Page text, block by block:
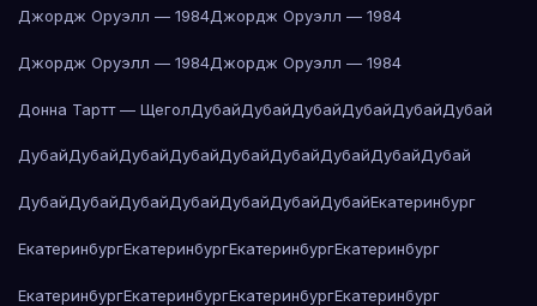
Джордж Оруэлл — 1984Джордж Оруэлл — 1984
Джордж Оруэлл — 1984Джордж Оруэлл — 1984
Донна Тартт — ЩеголДубайДубайДубайДубайДубайДубай
ДубайДубайДубайДубайДубайДубайДубайДубайДубай
ДубайДубайДубайДубайДубайДубайДубайЕкатеринбург
ЕкатеринбургЕкатеринбургЕкатеринбургЕкатеринбург
ЕкатеринбургЕкатеринбургЕкатеринбургЕкатеринбург